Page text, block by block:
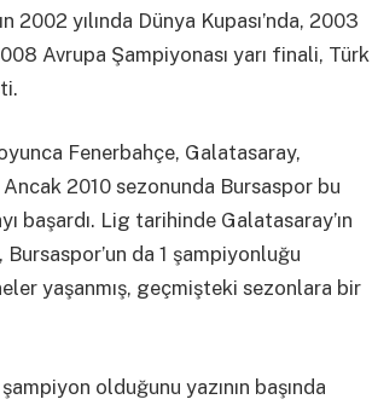
2002 yılında Dünya Kupası’nda, 2003
Avrupa Şampiyonası yarı finali, Türk
Fenerbahçe, Galatasaray,
Ancak 2010 sezonunda Bursaspor bu
başardı. Lig tarihinde Galatasaray’ın
Bursaspor’un da 1 şampiyonluğu
yaşanmış, geçmişteki sezonlara bir
olduğunu yazının başında